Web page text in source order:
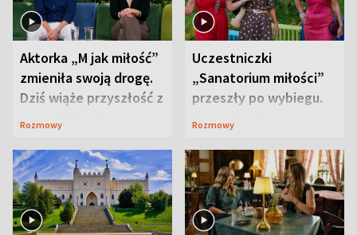
Aktorka „M jak miłość”
zmieniła swoją drogę.
Dziś wiąże przyszłość z
neurobiologią
Rozmowy
Uczestniczki
„Sanatorium miłości”
przeszły po wybiegu.
Te stylizacje
Rozmowy